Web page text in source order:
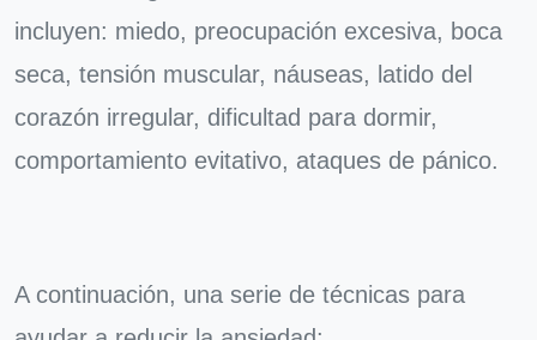
incluyen: miedo, preocupación excesiva, boca
seca, tensión muscular, náuseas, latido del
corazón irregular, dificultad para dormir,
comportamiento evitativo, ataques de pánico.
A continuación, una serie de técnicas para